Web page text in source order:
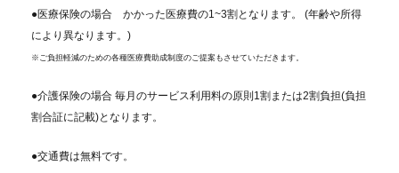
●医療保険の場合 かかった医療費の1~3割となります。 (年齢や所得
により異なります。)
※ご負担軽減のための各種医療費助成制度のご提案もさせていただきます。
●介護保険の場合 毎月のサービス利用料の原則1割または2割負担(負担
割合証に記載)となります。
●交通費は無料です。